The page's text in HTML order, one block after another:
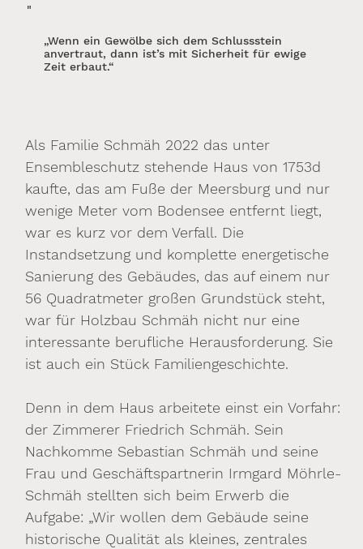
"
„Wenn ein Gewölbe sich dem Schlussstein
anvertraut, dann ist’s mit Sicherheit für ewige
Zeit erbaut.“
Als Familie Schmäh 2022 das unter
Ensembleschutz stehende Haus von 1753d
kaufte, das am Fuße der Meersburg und nur
wenige Meter vom Bodensee entfernt liegt,
war es kurz vor dem Verfall. Die
Instandsetzung und komplette energetische
Sanierung des Gebäudes, das auf einem nur
56 Quadratmeter großen Grundstück steht,
war für Holzbau Schmäh nicht nur eine
interessante berufliche Herausforderung. Sie
ist auch ein Stück Familiengeschichte.
Denn in dem Haus arbeitete einst ein Vorfahr:
der Zimmerer Friedrich Schmäh. Sein
Nachkomme Sebastian Schmäh und seine
Frau und Geschäftspartnerin Irmgard Möhrle-
Schmäh stellten sich beim Erwerb die
Aufgabe: „Wir wollen dem Gebäude seine
historische Qualität als kleines, zentrales